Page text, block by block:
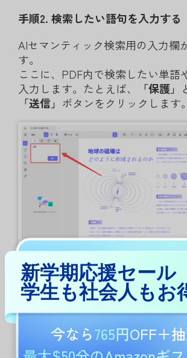
手順2. 検索したい語句を入力する
AIセマンティック検索用の入力欄
す。
ここに、PDF内で検索したい単語
入力します。たとえば、
「保護」
「送信」 ボタンをクリックします。
手順3. 検索結果を確認する
AIが文書全体を解析し、入力した
る内容や、意味・文脈が近い関連
検索が完了すると、入力欄の下に
新学期応援セール
学生も社会人もお
今なら765円OFF＋